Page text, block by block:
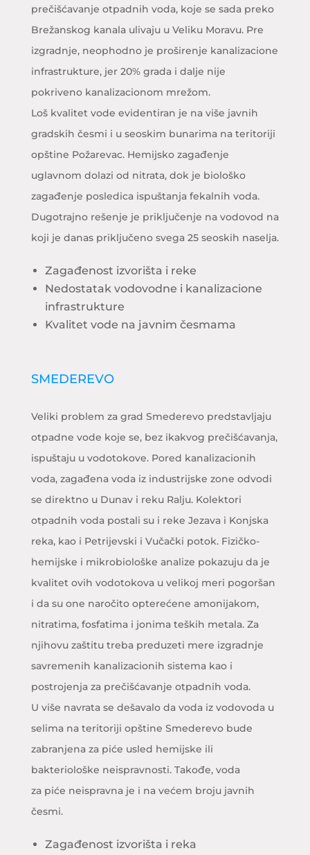
prečišćavanje otpadnih voda, koje se sada preko
Brežanskog kanala ulivaju u Veliku Moravu. Pre
izgradnje, neophodno je proširenje kanalizacione
infrastrukture, jer 20% grada i dalje nije
pokriveno kanalizacionom mrežom.
Loš kvalitet vode evidentiran je na više javnih
gradskih česmi i u seoskim bunarima na teritoriji
opštine Požarevac. Hemijsko zagađenje
uglavnom dolazi od nitrata, dok je biološko
zagađenje posledica ispuštanja fekalnih voda.
Dugotrajno rešenje je priključenje na vodovod na
koji je danas priključeno svega 25 seoskih naselja.
Zagađenost izvorišta i reke
Nedostatak vodovodne i kanalizacione
infrastrukture
Kvalitet vode na javnim česmama
SMEDEREVO
Veliki problem za grad Smederevo predstavljaju
otpadne vode koje se, bez ikakvog prečišćavanja,
ispuštaju u vodotokove. Pored kanalizacionih
voda, zagađena voda iz industrijske zone odvodi
se direktno u Dunav i reku Ralju. Kolektori
otpadnih voda postali su i reke Jezava i Konjska
reka, kao i Petrijevski i Vučački potok. Fizičko-
hemijske i mikrobiološke analize pokazuju da je
kvalitet ovih vodotokova u velikoj meri pogoršan
i da su one naročito opterećene amonijakom,
nitratima, fosfatima i jonima teških metala. Za
njihovu zaštitu treba preduzeti mere izgradnje
savremenih kanalizacionih sistema kao i
postrojenja za prečišćavanje otpadnih voda.
U više navrata se dešavalo da voda iz vodovoda u
selima na teritoriji opštine Smederevo bude
zabranjena za piće usled hemijske ili
bakteriološke neispravnosti. Takođe, voda
za piće neispravna je i na većem broju javnih
česmi.
Zagađenost izvorišta i reka